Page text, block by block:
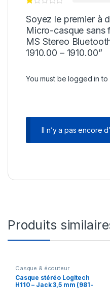
Soyez le premier à
Micro-casque sans
MS Stereo
1910.00 – 1910.00”
You must belogged in to
Il n’y a pas encore
Produits
Casque & écouteur
Casque stéréo Logitech
H110 – Jack 3,5 mm (981-